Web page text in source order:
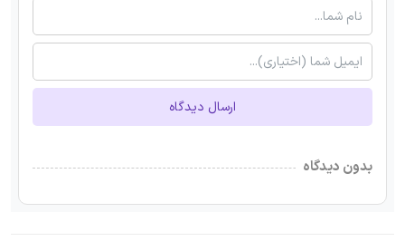
ارسال دیدگاه
بدون دیدگاه